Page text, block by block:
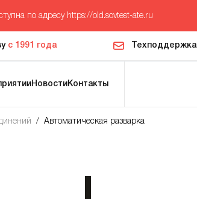
по адресу https://old.sovtest-ate.ru
с 1991 года Техподдержка
НовостиКонтакты
/ Автоматическая разварка